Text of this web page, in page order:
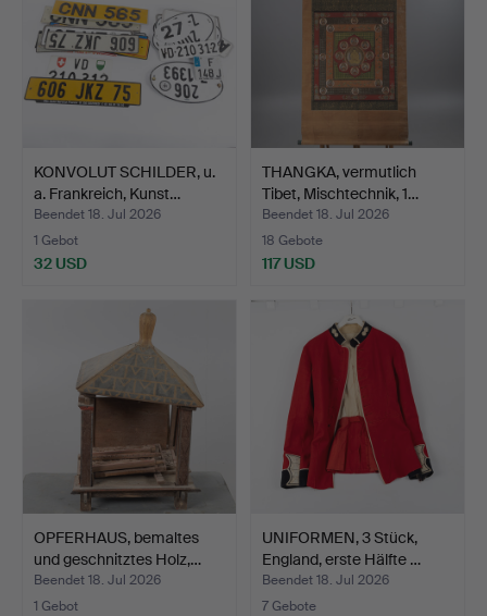
KONVOLUT SCHILDER, u.
a. Frankreich, Kunst…
Beendet 18. Jul 2026
1 Gebot
32 USD
THANGKA, vermutlich
Tibet, Mischtechnik, 1…
Beendet 18. Jul 2026
18 Gebote
117 USD
OPFERHAUS, bemaltes
und geschnitztes Holz,…
Beendet 18. Jul 2026
1 Gebot
UNIFORMEN, 3 Stück,
England, erste Hälfte …
Beendet 18. Jul 2026
7 Gebote